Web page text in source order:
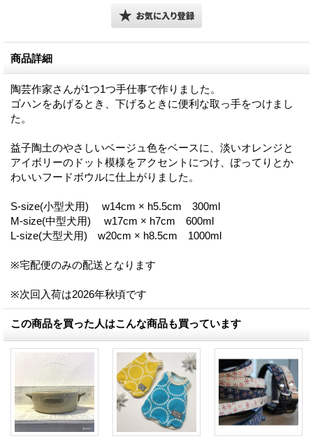
商品詳細
陶芸作家さんが1つ1つ手仕事で作りました。
ゴハンをあげるとき、下げるときに便利な取っ手をつけまし
た。
益子陶土のやさしいベージュ色をベースに、淡いオレンジと
アイボリーのドット模様をアクセントにつけ、ぽってりとか
わいいフードボウルに仕上がりました。
S-size(小型犬用) w14cm × h5.5cm 300ml
M-size(中型犬用) w17cm × h7cm 600ml
L-size(大型犬用) w20cm × h8.5cm 1000ml
※宅配便のみの配送となります
※次回入荷は2026年秋頃です
この商品を買った人はこんな商品も買っています